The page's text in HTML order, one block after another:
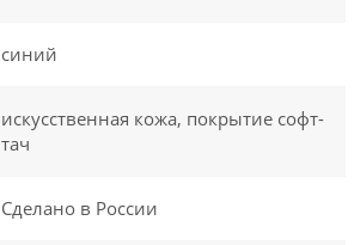
синий
искусственная кожа, покрытие софт-
тач
Сделано в России